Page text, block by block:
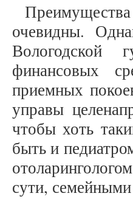
Преимущества
очевидны.
Вологодской
финансовых
приемных
управы
чтобы хоть
быть и
сути,